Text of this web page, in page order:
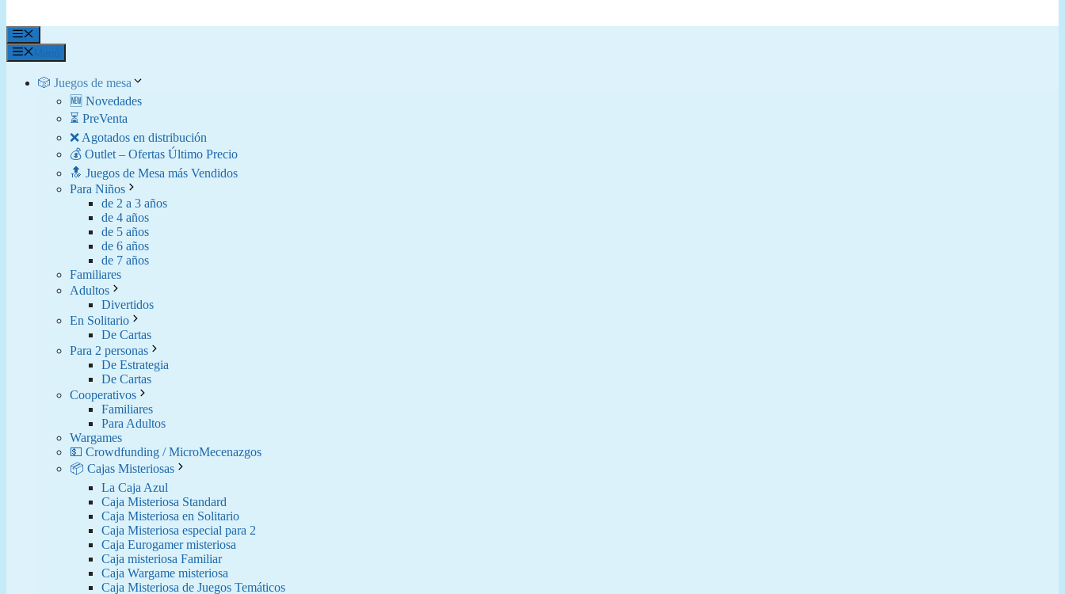
Menú
🎲 Juegos de mesa
🆕 Novedades
⏳ PreVenta
❌ Agotados en distribución
💰 Outlet – Ofertas Último Precio
🔝 Juegos de Mesa más Vendidos
Para Niños
de 2 a 3 años
de 4 años
de 5 años
de 6 años
de 7 años
Familiares
Adultos
Divertidos
En Solitario
De Cartas
Para 2 personas
De Estrategia
De Cartas
Cooperativos
Familiares
Para Adultos
Wargames
💵 Crowdfunding / MicroMecenazgos
📦 Cajas Misteriosas
La Caja Azul
Caja Misteriosa Standard
Caja Misteriosa en Solitario
Caja Misteriosa especial para 2
Caja Eurogamer misteriosa
Caja misteriosa Familiar
Caja Wargame misteriosa
Caja Misteriosa de Juegos Temáticos